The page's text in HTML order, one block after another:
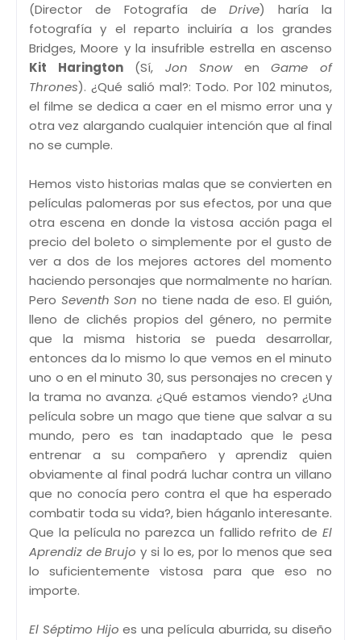
(Director de Fotografía deDrive) haría la
fotografía y el reparto incluiría a los grandes
Bridges, Moore y la insufrible estrella en ascenso
Kit Harington(Sí, Jon SnowenGame of
Thrones). ¿Qué salió mal?: Todo. Por 102 minutos,
el filme se dedica a caer en el mismo error una y
otra vez alargando cualquier intención que al final
no se cumple.
Hemos visto historias malas que se convierten en
películas palomeras por sus efectos, por una que
otra escena en donde la vistosa acción paga el
precio del boleto o simplemente por el gusto de
ver a dos de los mejores actores del momento
haciendo personajes que normalmente no harían.
Pero Seventh Son no tiene nada de eso. El guión,
lleno de clichés propios del género, no permite
que la misma historia se pueda desarrollar,
entonces da lo mismo lo que vemos en el minuto
uno o en el minuto 30, sus personajes no crecen y
la trama no avanza. ¿Qué estamos viendo? ¿Una
película sobre un mago que tiene que salvar a su
mundo, pero es tan inadaptado que le pesa
entrenar a su compañero y aprendiz quien
obviamente al final podrá luchar contra un villano
que no conocía pero contra el que ha esperado
combatir toda su vida?, bien háganlo interesante.
Que la película no parezca un fallido refrito de El
Aprendiz de Brujo y si lo es, por lo menos que sea
lo suficientemente vistosa para que eso no
importe.
El Séptimo Hijo es una película aburrida, su diseño